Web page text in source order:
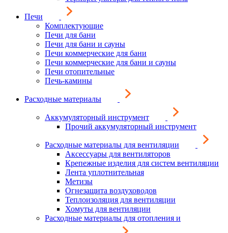
Печи
Комплектующие
Печи для бани
Печи для бани и сауны
Печи коммерческие для бани
Печи коммерческие для бани и сауны
Печи отопительные
Печь-камины
Расходные материалы
Аккумуляторный инструмент
Прочий аккумуляторный инструмент
Расходные материалы для вентиляции
Аксессуары для вентиляторов
Крепежные изделия для систем вентиляции
Лента уплотнительная
Метизы
Огнезащита воздуховодов
Теплоизоляция для вентиляции
Хомуты для вентиляции
Расходные материалы для отопления и